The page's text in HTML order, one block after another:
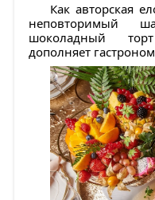
Как авторская
неповторимый
шоколадный
дополняет